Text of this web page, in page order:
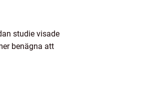
studie visade
benägna att